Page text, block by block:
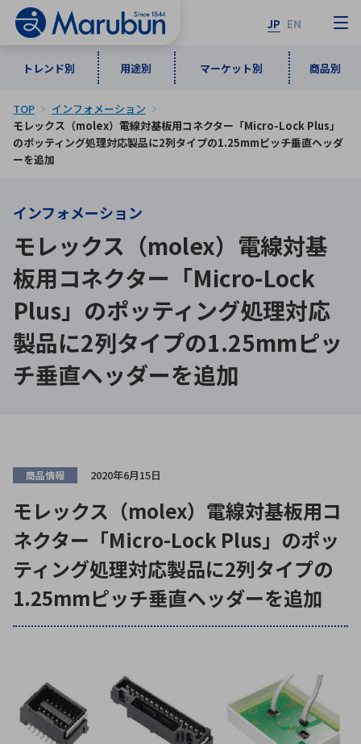
JP EN
トレンド別 用途別 マーケット別 商品別
トレンド別
5G・Local 5G
ワイヤレス給電
ロボティクス（AI）
ミリ波レーダー
ブログ｜ここから始まる最新技術
用途別
監視・セキュリティ
計測・検出
品質管理・検査
製品製造・加工
レーダ・衛星通信
シミュレーター
マーケット別
自動車
情報通信 宇宙・防衛
民生
商品別
半導体・電子部品
計測・測定・表示機器 検査・分析機器
ICTソリューション 組立・ロボティクス
特定用途向け・その他 サービス
メーカ一覧
あ行 か行
な行
は行 ま行
や行
ら行
わ行
アルファベット順
A B C
M
U
Z
TOP
インフォメーション
モレックス（molex）電線対基板用コネクター「Micro-Lock Plus」
のポッティング処理対応製品に2列タイプの1.25mmピッチ垂直ヘッダ
ーを追加
インフォメーション
モレックス（molex）電線対基
板用コネクター「Micro-Lock
Plus」のポッティング処理対応
製品に2列タイプの1.25mmピッ
チ垂直ヘッダーを追加
商品情報 2020年6月15日
モレックス（molex）電線対基板用コ
ネクター「Micro-Lock Plus」のポッ
ティング処理対応製品に2列タイプの
1.25mmピッチ垂直ヘッダーを追加